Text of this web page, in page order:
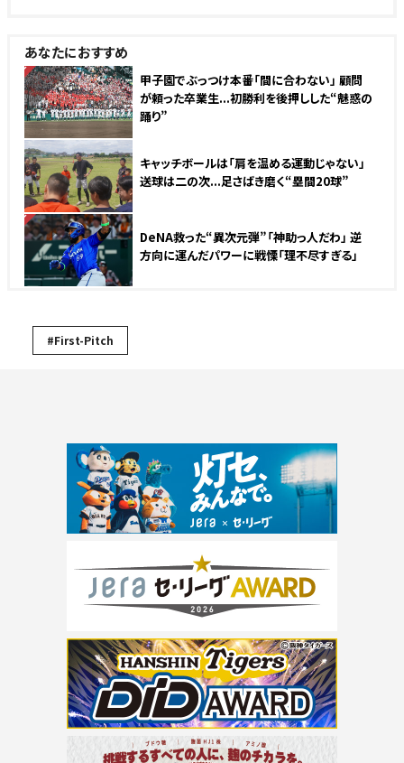
あなたにおすすめ
NEW
甲子園でぶっつけ本番「間に合わない」 顧問
が頼った卒業生...初勝利を後押しした“魅惑の
踊り”
キャッチボールは「肩を温める運動じゃない」
送球は二の次...足さばき磨く“塁間20球”
NEW
DeNA救った“異次元弾”「神助っ人だわ」 逆
方向に運んだパワーに戦慄「理不尽すぎる」
#First-Pitch